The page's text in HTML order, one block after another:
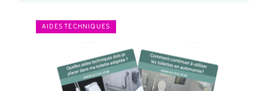
AIDES TECHNIQUES